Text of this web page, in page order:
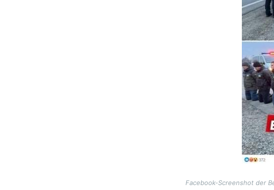
Facebook-Screenshot der